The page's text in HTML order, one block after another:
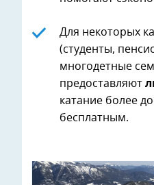
Для некоторых
(студенты,
многодетные
предоставляют
катание более
бесплатным.